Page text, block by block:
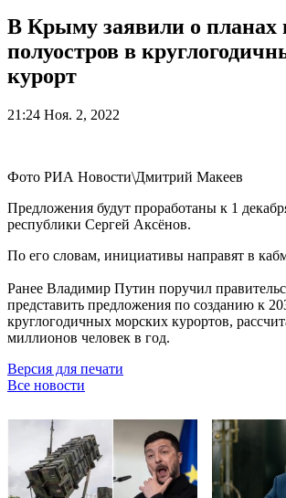
В Крыму заявили о планах
полуостров в
курорт
21:24 Ноя. 2, 2022
Фото РИА Новости\Дмитрий Макеев
Предложения будут проработаны к 1
республики Сергей Аксёнов.
По его словам, инициативы направят в
Ранее Владимир Путин поручил
представить предложения по созданию к
круглогодичных морских курортов,
миллионов человек в год.
Версия для печати
Все новости